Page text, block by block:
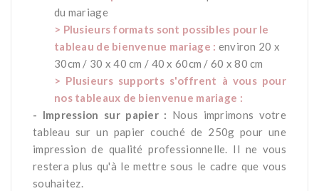
du mariage
> Plusieurs formats sont possibles pour le
tableau de bienvenue mariage : environ 20 x
30cm / 30 x 40 cm / 40 x 60cm / 60 x 80 cm
> Plusieurs supports s'offrent à vous pour
nos tableaux de bienvenue mariage :
- Impression sur papier : Nous imprimons votre
tableau sur un papier couché de 250g pour une
impression de qualité professionnelle. Il ne vous
restera plus qu'à le mettre sous le cadre que vous
souhaitez.